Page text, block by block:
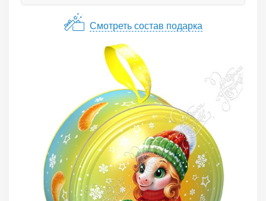
Смотреть состав подарка